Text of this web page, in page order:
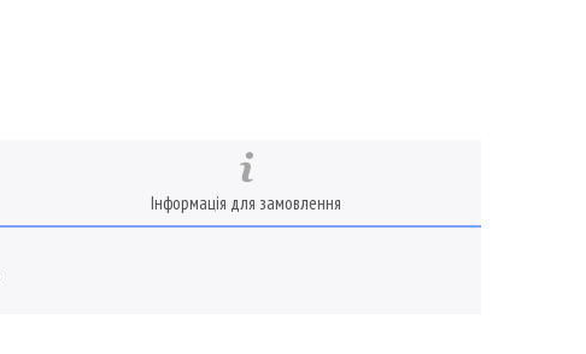
Інформація для замовлення